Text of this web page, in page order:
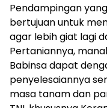
Pendampingan
bertujuan untuk
agar lebih giat lagi
Pertaniannya,
Babinsa dapat
penyelesaiannya
masa tanam dan